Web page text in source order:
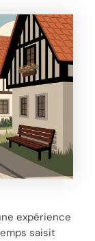
expérience
saisit